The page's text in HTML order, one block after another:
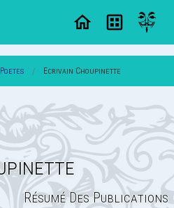
Ecrivain Choupinette
Résumé Des Publications